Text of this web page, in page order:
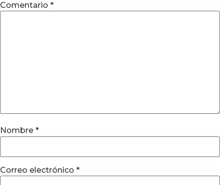
Comentario *
Nombre *
Correo electrónico *